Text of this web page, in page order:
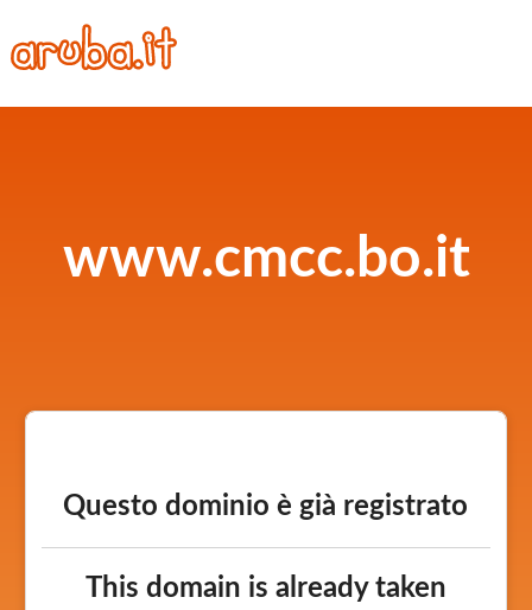
www.cmcc.bo.it
Questo dominio è già registrato
This domain is already taken